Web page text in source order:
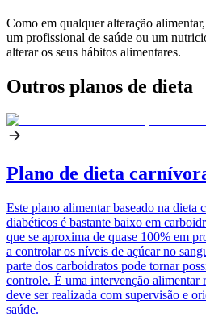
Como em qualquer alteração
um profissional de saúde ou um
alterar os seus hábitos alimentares.
Outros planos de dieta
Plano de dieta
Este plano alimentar baseado na dieta
diabéticos é bastante baixo em
que se aproxima de quase 100% em
a controlar os níveis de açúcar no
parte dos carboidratos pode tornar
controle. É uma intervenção alimentar
deve ser realizada com supervisão e
saúde.